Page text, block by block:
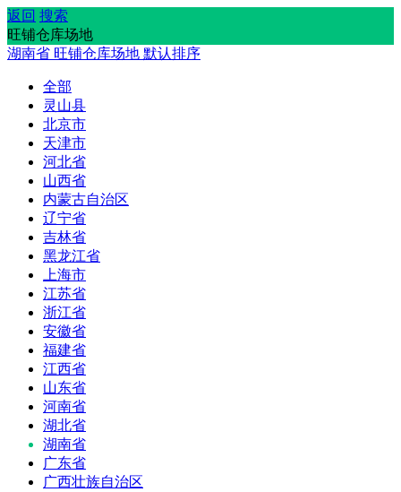
返回 搜索
旺铺仓库场地
湖南省 旺铺仓库场地 默认排序
全部
灵山县
北京市
天津市
河北省
山西省
内蒙古自治区
辽宁省
吉林省
黑龙江省
上海市
江苏省
浙江省
安徽省
福建省
江西省
山东省
河南省
湖北省
湖南省
广东省
广西壮族自治区